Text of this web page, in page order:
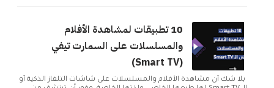
10 تطبيقات لمشاهدة الأفلام
والمسلسلات على السمارت تيفي
(Smart TV)
بلا شك أن مشاهدة الأفلام والمسلسلات على شاشات التلفاز الذكية أو